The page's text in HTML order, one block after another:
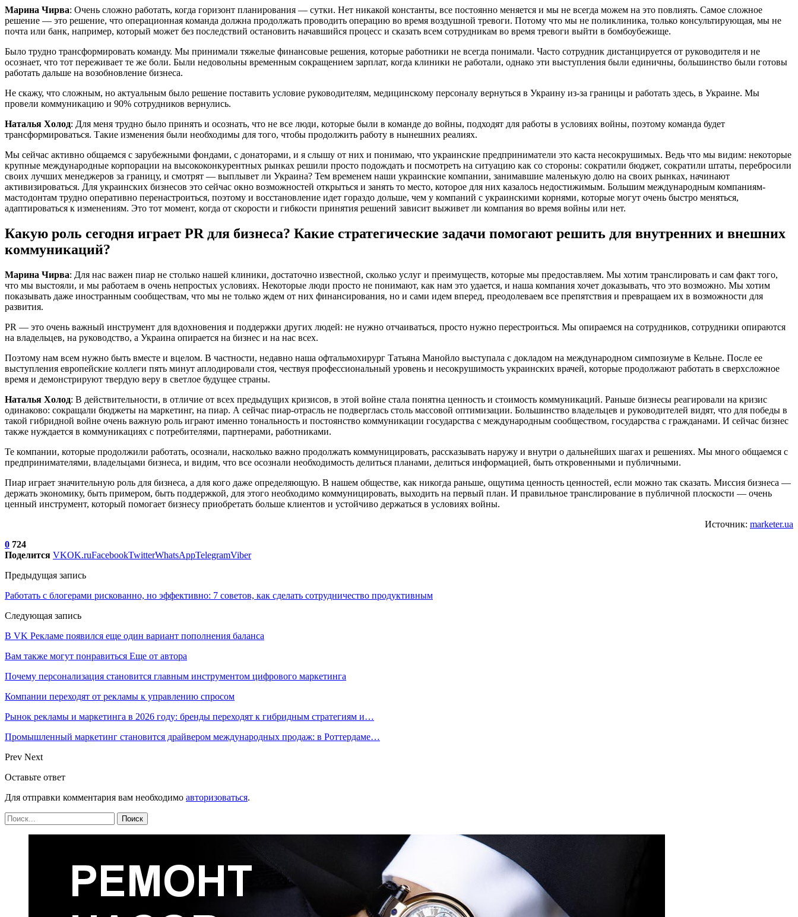
Марина Чирва: Очень сложно работать, когда горизонт планирования — сутки. Нет никакой константы, все постоянно меняется и мы не всегда можем на это повлиять. Самое сложное
решение — это решение, что операционная команда должна продолжать проводить операцию во время воздушной тревоги. Потому что мы не поликлиника, только консультирующая, мы не
почта или банк, например, который может без последствий остановить начавшийся процесс и сказать всем сотрудникам во время тревоги выйти в бомбоубежище.
Было трудно трансформировать команду. Мы принимали тяжелые финансовые решения, которые работники не всегда понимали. Часто сотрудник дистанцируется от руководителя и не
осознает, что тот переживает те же боли. Были недовольны временным сокращением зарплат, когда клиники не работали, однако эти выступления были единичны, большинство были готовы
работать дальше на возобновление бизнеса.
Не скажу, что сложным, но актуальным было решение поставить условие руководителям, медицинскому персоналу вернуться в Украину из-за границы и работать здесь, в Украине. Мы
провели коммуникацию и 90% сотрудников вернулись.
Наталья Холод: Для меня трудно было принять и осознать, что не все люди, которые были в команде до войны, подходят для работы в условиях войны, поэтому команда будет
трансформироваться. Такие изменения были необходимы для того, чтобы продолжить работу в нынешних реалиях.
Мы сейчас активно общаемся с зарубежными фондами, с донаторами, и я слышу от них и понимаю, что украинские предприниматели это каста несокрушимых. Ведь что мы видим: некоторые
крупные международные корпорации на высококонкурентных рынках решили просто подождать и посмотреть на ситуацию как со стороны: сократили бюджет, сократили штаты, перебросили
своих лучших менеджеров за границу, и смотрят — выплывет ли Украина? Тем временем наши украинские компании, занимавшие маленькую долю на своих рынках, начинают
активизироваться. Для украинских бизнесов это сейчас окно возможностей открыться и занять то место, которое для них казалось недостижимым. Большим международным компаниям-
мастодонтам трудно оперативно перенастроиться, поэтому и восстановление идет гораздо дольше, чем у компаний с украинскими корнями, которые могут очень быстро меняться,
адаптироваться к изменениям. Это тот момент, когда от скорости и гибкости принятия решений зависит выживет ли компания во время войны или нет.
Какую роль сегодня играет PR для бизнеса? Какие стратегические задачи помогают решить для внутренних и внешних
коммуникаций?
Марина Чирва: Для нас важен пиар не столько нашей клиники, достаточно известной, сколько услуг и преимуществ, которые мы предоставляем. Мы хотим транслировать и сам факт того,
что мы выстояли, и мы работаем в очень непростых условиях. Некоторые люди просто не понимают, как нам это удается, и наша компания хочет доказывать, что это возможно. Мы хотим
показывать даже иностранным сообществам, что мы не только ждем от них финансирования, но и сами идем вперед, преодолеваем все препятствия и превращаем их в возможности для
развития.
PR — это очень важный инструмент для вдохновения и поддержки других людей: не нужно отчаиваться, просто нужно перестроиться. Мы опираемся на сотрудников, сотрудники опираются
на владельцев, на руководство, а Украина опирается на бизнес и на нас всех.
Поэтому нам всем нужно быть вместе и вцелом. В частности, недавно наша офтальмохирург Татьяна Манойло выступала с докладом на международном симпозиуме в Кельне. После ее
выступления европейские коллеги пять минут аплодировали стоя, чествуя профессиональный уровень и несокрушимость украинских врачей, которые продолжают работать в сверхсложное
время и демонстрируют твердую веру в светлое будущее страны.
Наталья Холод: В действительности, в отличие от всех предыдущих кризисов, в этой войне стала понятна ценность и стоимость коммуникаций. Раньше бизнесы реагировали на кризис
одинаково: сокращали бюджеты на маркетинг, на пиар. А сейчас пиар-отрасль не подверглась столь массовой оптимизации. Большинство владельцев и руководителей видят, что для победы в
такой гибридной войне очень важную роль играют именно тональность и постоянство коммуникации государства с международным сообществом, государства с гражданами. И сейчас бизнес
также нуждается в коммуникациях с потребителями, партнерами, работниками.
Те компании, которые продолжили работать, осознали, насколько важно продолжать коммуницировать, рассказывать наружу и внутри о дальнейших шагах и решениях. Мы много общаемся с
предпринимателями, владельцами бизнеса, и видим, что все осознали необходимость делиться планами, делиться информацией, быть откровенными и публичными.
Пиар играет значительную роль для бизнеса, а для кого даже определяющую. В нашем обществе, как никогда раньше, ощутима ценность ценностей, если можно так сказать. Миссия бизнеса —
держать экономику, быть примером, быть поддержкой, для этого необходимо коммуницировать, выходить на первый план. И правильное транслирование в публичной плоскости — очень
ценный инструмент, который помогает бизнесу приобретать больше клиентов и устойчиво держаться в условиях войны.
Источник: marketer.ua
0 724
Поделится VKOK.ruFacebookTwitterWhatsAppTelegramViber
Предыдущая запись
Работать с блогерами рискованно, но эффективно: 7 советов, как сделать сотрудничество продуктивным
Следующая запись
В VK Рекламе появился еще один вариант пополнения баланса
Вам также могут понравиться Еще от автора
Почему персонализация становится главным инструментом цифрового маркетинга
Компании переходят от рекламы к управлению спросом
Рынок рекламы и маркетинга в 2026 году: бренды переходят к гибридным стратегиям и…
Промышленный маркетинг становится драйвером международных продаж: в Роттердаме…
Prev Next
Оставьте ответ
Для отправки комментария вам необходимо авторизоваться.